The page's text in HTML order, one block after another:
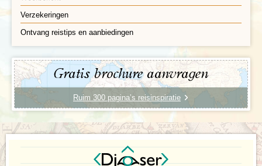
voorbehoud van de
dienstregeling is het
mogelijk om deze ochtend deel te nemen aan een
treinrit met de ‘Lizard Rouge’. Vanuit Metlaoui volgt
deze trein een spectaculair traject door de kloof van
Selja. Op sommige uitzichtpunten wordt kort gestopt.
naar Douz, ook wel 'de poort van de woestijn'
genaamd. Douz is een oase met een half miljoen
palmbomen van origine een nomadendorp waar
diverse ambachten worden uitgeoefend. Wie wil kan
vanuit Douz een tochtje per kameel door de
zandduinen van de Sahara maken.
Verzekeringen
Ontvang reistips en aanbiedingen
Gratis brochure aanvragen
Ruim 300 pagina’s reisinspiratie